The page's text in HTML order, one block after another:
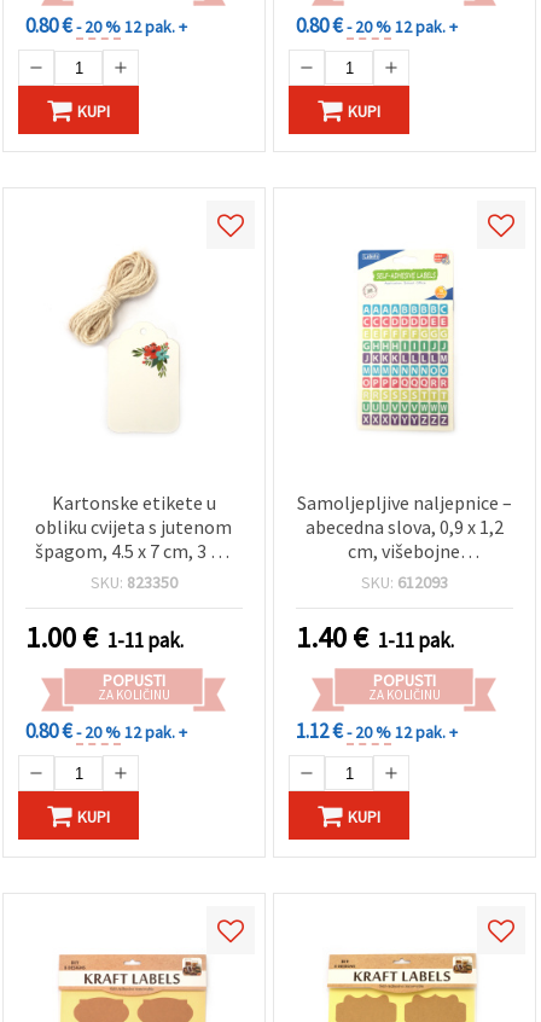
0.80 €- 20 %12 pak. +
KUPI
0.80 €- 20 %12 pak. +
KUPI
Kartonske etikete u
obliku cvijeta s jutenom
špagom, 4.5 x 7 cm, 3 m,
12 kom
SKU: 823350
1.00€ 1-11 pak.
POPUSTI
ZA KOLIČINU
0.80 €- 20 %12 pak. +
KUPI
Samoljepljive naljepnice –
abecedna slova, 0,9 x 1,2
cm, višebojne
(asortirano) - 10 listova
SKU: 612093
1.40€ 1-11 pak.
POPUSTI
ZA KOLIČINU
1.12 €- 20 %12 pak. +
KUPI